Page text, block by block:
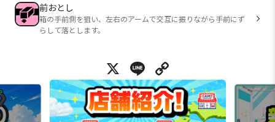
前おとし
箱の手前側を狙い、左右のアームで交互に振りながら手前にず
らして落とします。
X Line